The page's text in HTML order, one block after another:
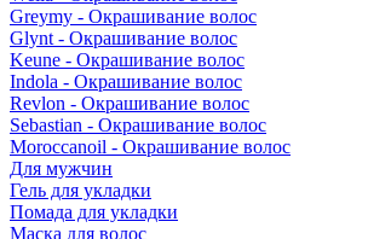
Greymy - Окрашивание волос
Glynt - Окрашивание волос
Keune - Окрашивание волос
Indola - Окрашивание волос
Revlon - Окрашивание волос
Sebastian - Окрашивание волос
Moroccanoil - Окрашивание волос
Для мужчин
Гель для укладки
Помада для укладки
Маска для волос